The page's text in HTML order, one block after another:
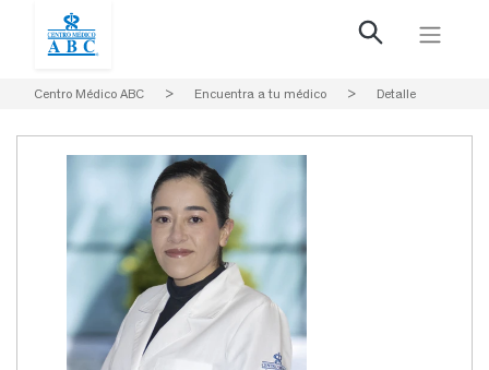
Centro Médico ABC > Encuentra a tu médico > Detalle